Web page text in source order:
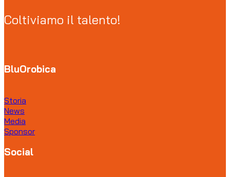
Coltiviamo il talento!
BluOrobica
Storia
News
Media
Sponsor
Social